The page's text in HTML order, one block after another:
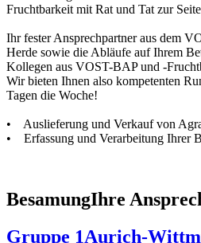
Fruchtbarkeit mit Rat und Tat zur
Ihr fester Ansprechpartner aus dem
Herde sowie die Abläufe auf Ihrem
Kollegen aus VOST-BAP und -
Wir bieten Ihnen also kompetenten
Tagen die Woche!
• Auslieferung und Verkauf von
• Erfassung und Verarbeitung Ihrer
BesamungIhre
Gruppe 1Aurich-